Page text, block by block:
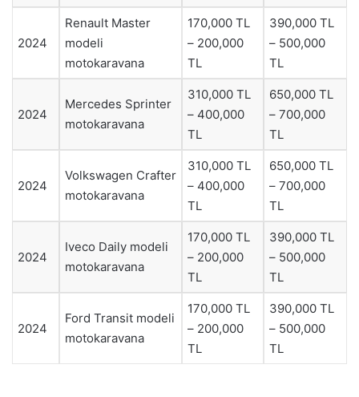
2024
Renault Master
modeli
motokaravana
170,000 TL
– 200,000
TL
390,000 TL
– 500,000
TL
2024
Mercedes Sprinter
motokaravana
310,000 TL
– 400,000
TL
650,000 TL
– 700,000
TL
2024
Volkswagen Crafter
motokaravana
310,000 TL
– 400,000
TL
650,000 TL
– 700,000
TL
2024
Iveco Daily modeli
motokaravana
170,000 TL
– 200,000
TL
390,000 TL
– 500,000
TL
2024
Ford Transit modeli
motokaravana
170,000 TL
– 200,000
TL
390,000 TL
– 500,000
TL